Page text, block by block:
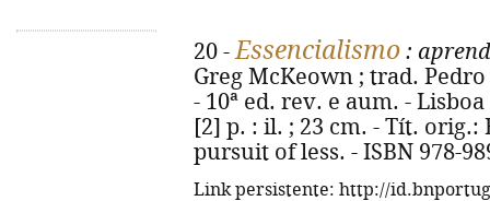
20 -Essencialismo :
Greg McKeown ; trad.
- 10ª ed. rev. e aum. -
[2] p. : il. ; 23 cm. - Tít.
pursuit of less. - ISBN 978-
Link persistente: http://